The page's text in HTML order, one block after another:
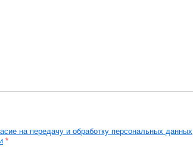
на передачу и обработку персональных данных
*